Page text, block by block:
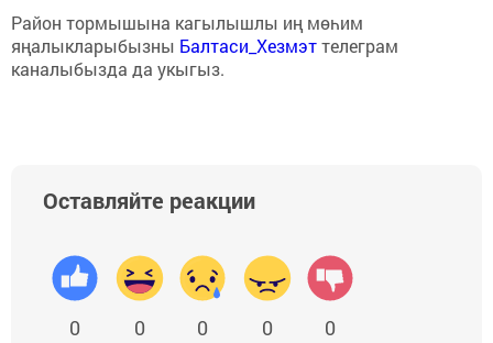
Район тормышына кагылышлы иң мөһим
яңалыкларыбызны Балтаси_Хезмэттелеграм
каналыбызда да укыгыз.
Оставляйте реакции
0 0 0 0 0